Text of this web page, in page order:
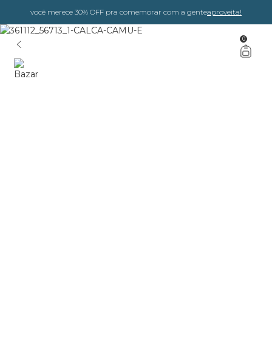
você merece 30% OFF pra comemorar com a genteaproveita!
0